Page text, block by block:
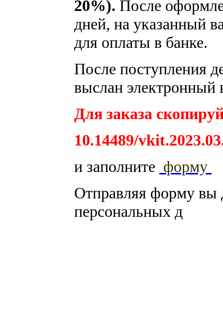
20%). После
дней, на указанный
для оплаты в банке.
После поступления
выслан электронный
Для заказа
10.14489/
и заполните форму
Отправляя форму вы
персональных д